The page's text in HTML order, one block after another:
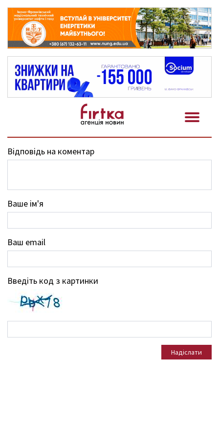
Відповідь на коментар
Ваше ім'я
Ваш email
Введіть код з картинки
Надіслати